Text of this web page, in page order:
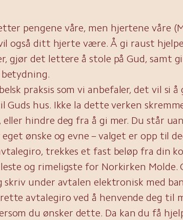
pengene våre, men hjertene våre
også ditt hjerte være. Å gi raust
gjør det lettere å stole på Gud, samt
praksis som vi anbefaler, det vil si
hus. Ikke la dette verken
eller hindre deg fra å gi mer. Du står
ønske og evne – valget er opp til
trekkes et fast beløp fra din
og rimeligste for Norkirken Molde.
under avtalen elektronisk med
avtalegiro ved å henvende deg til
du ønsker dette. Da kan du få